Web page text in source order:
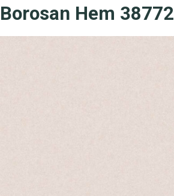
Borosan Hem 38772